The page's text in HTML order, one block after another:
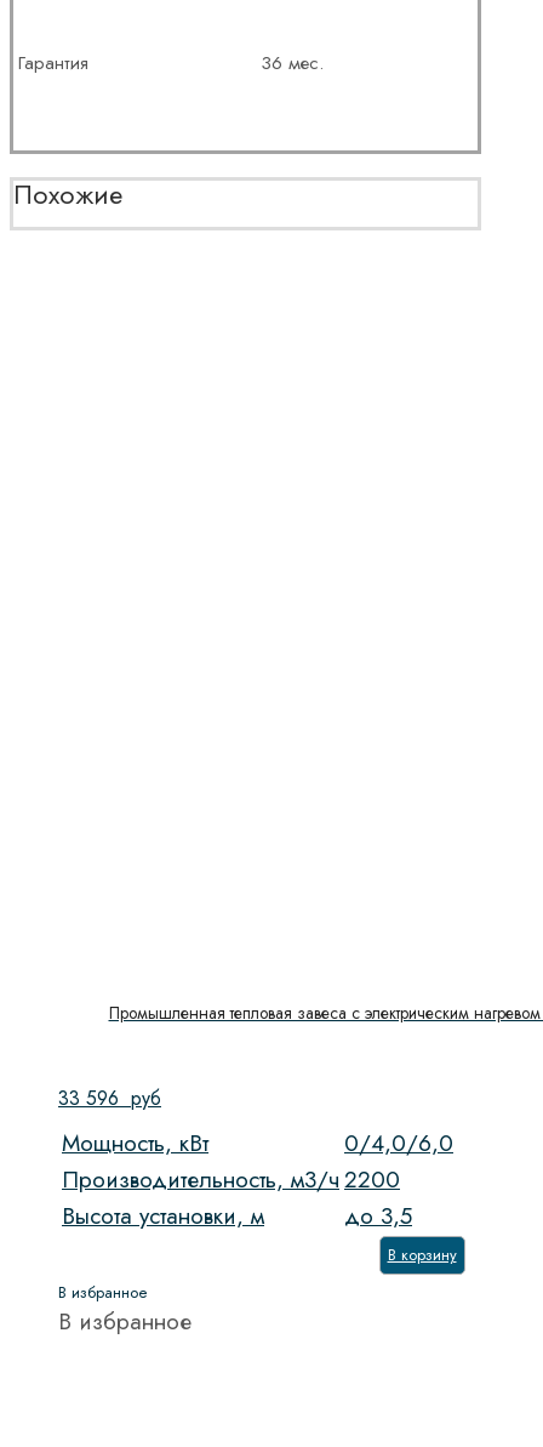
Гарантия 36 мес.
Похожие
Промышленная тепловая завеса с электрическим
33 596 руб
Мощность, кВт
0/4,0/6,0
Производительность, м3/ч2200
Высота установки, м
до 3,5
В корзину
В избранное
В избранное